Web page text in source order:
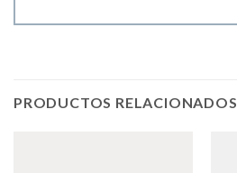
PRODUCTOS RELACIONADOS